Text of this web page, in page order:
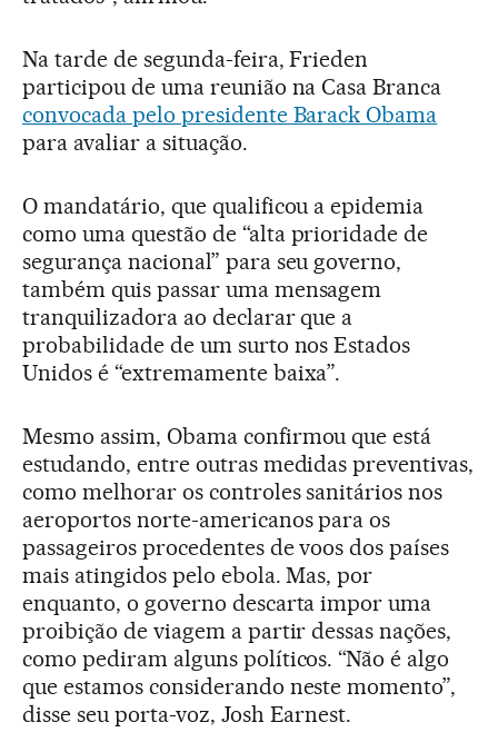
Na tarde de segunda-feira, Frieden
participou de uma reunião na Casa Branca
convocada pelo presidente Barack Obama
para avaliar a situação.
O mandatário, que qualificou a epidemia
como uma questão de “alta prioridade de
segurança nacional” para seu governo,
também quis passar uma mensagem
tranquilizadora ao declarar que a
probabilidade de um surto nos Estados
Unidos é “extremamente baixa”.
Mesmo assim, Obama confirmou que está
estudando, entre outras medidas preventivas,
como melhorar os controles sanitários nos
aeroportos norte-americanos para os
passageiros procedentes de voos dos países
mais atingidos pelo ebola. Mas, por
enquanto, o governo descarta impor uma
proibição de viagem a partir dessas nações,
como pediram alguns políticos. “Não é algo
que estamos considerando neste momento”,
disse seu porta-voz, Josh Earnest.